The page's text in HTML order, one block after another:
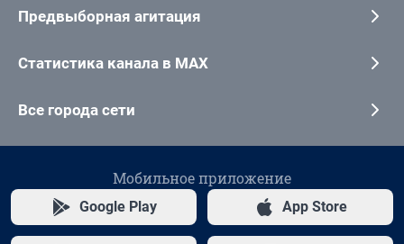
Предвыборная агитация
Статистика канала в MAX
Все города сети
Мобильное приложение
Google Play App Store